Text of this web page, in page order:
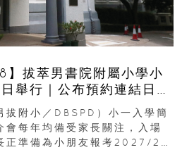
拔萃男書院附屬小學小
舉行｜公布預約連結日期
拔附小／DBSPD）小一入學簡
會每年均備受家長關注，入場
正準備為小朋友報考2027/28